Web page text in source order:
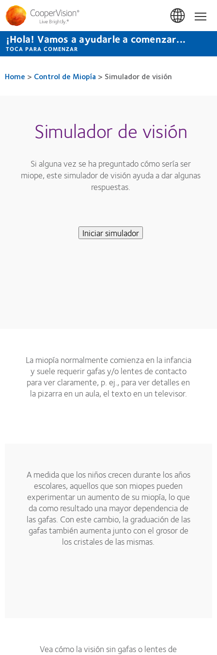
Pasar
contenido
principal
¡Hola! Vamos a ayudarle a comenzar...
TOCA PARA COMENZAR
Home > Control de Miopía > Simulador de visión
Simulador de visión
Si alguna vez se ha preguntado cómo sería ser
miope, este simulador de visión ayuda a dar algunas
respuestas.
Iniciar simulador
La miopía normalmente comienza en la infancia
y suele requerir gafas y/o lentes de contacto
para ver claramente, p. ej., para ver detalles en
la pizarra en un aula, el texto en un televisor.
A medida que los niños crecen durante los años
escolares, aquellos que son miopes pueden
experimentar un aumento de su miopía, lo que
da como resultado una mayor dependencia de
las gafas. Con este cambio, la graduación de las
gafas también aumenta junto con el grosor de
los cristales de las mismas.
Vea cómo la visión sin gafas o lentes de